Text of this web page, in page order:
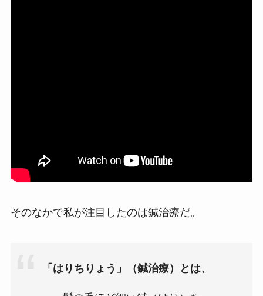
そのなかで私が注目したのは鍼治療だ。
「はりちりょう」（鍼治療）とは、